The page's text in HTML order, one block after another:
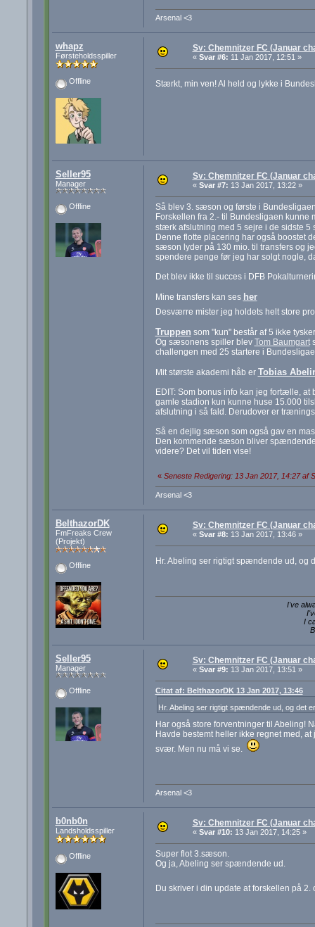
Arsenal <3
whapz
Førsteholdsspiller
Offline
Sv: Chemnitzer FC (Januar
« Svar #6: 11 Jan 2017, 12:51 »
Stærkt, min ven! Al held og lykke i
Seller95
Manager
Offline
Sv: Chemnitzer FC (Januar
« Svar #7: 13 Jan 2017, 13:22 »
Så blev 3. sæson og første i
Forskellen fra 2.- til Bundesligaen
stærk afslutning med 5 sejre i de sidste
Denne flotte placering har også boostet
sæson lyder på 130 mio. til transfers og
spendere penge før jeg har solgt nogle,
Det blev ikke til succes i DFB
Mine transfers kan ses her
Desværre mister jeg holdets helt store
Truppen som "kun" består af 5 ikke
Og sæsonens spiller blev Tom Baumgart
challengen med 25 startere i
Mit største akademi håb er Tobias
EDIT: Som bonus info kan jeg fortælle,
gamle stadion kun kunne huse 15.000
afslutning i så fald. Derudover er
Så en dejlig sæson som også gav en
Den kommende sæson bliver
videre? Det vil tiden vise!
« Seneste Redigering: 13 Jan 2017, 14:27 af
Arsenal <3
BelthazorDK
FmFreaks Crew
(Projekt)
Offline
Sv: Chemnitzer FC (Januar
« Svar #8: 13 Jan 2017, 13:46 »
Hr. Abeling ser rigtigt spændende ud, og
I've
I
Seller95
Manager
Offline
Sv: Chemnitzer FC (Januar
« Svar #9: 13 Jan 2017, 13:51 »
Citat af: BelthazorDK 13 Jan 2017, 13:46
Hr. Abeling ser rigtigt spændende ud, og det
Har også store forventninger til
Havde bestemt heller ikke regnet med,
svær. Men nu må vi se.
Arsenal <3
b0nb0n
Landsholdsspiller
Offline
Sv: Chemnitzer FC (Januar
« Svar #10: 13 Jan 2017, 14:25 »
Super flot 3.sæson.
Og ja, Abeling ser spændende ud.
Du skriver i din update at forskellen på